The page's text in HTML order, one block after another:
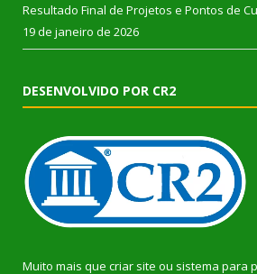
Resultado Final de Projetos e Pontos de
19 de janeiro de 2026
DESENVOLVIDO POR CR2
Muito mais que criar site ou sistema para